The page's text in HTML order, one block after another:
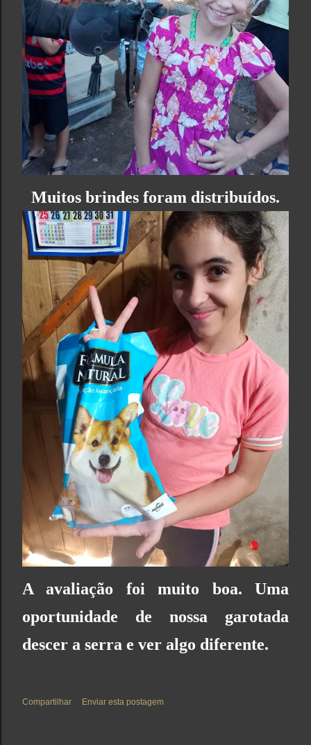
Muitos brindes foram distribuídos.
A avaliação foi muito boa. Uma
oportunidade de nossa garotada
descer a serra e ver algo diferente.
Compartilhar Enviar esta postagem